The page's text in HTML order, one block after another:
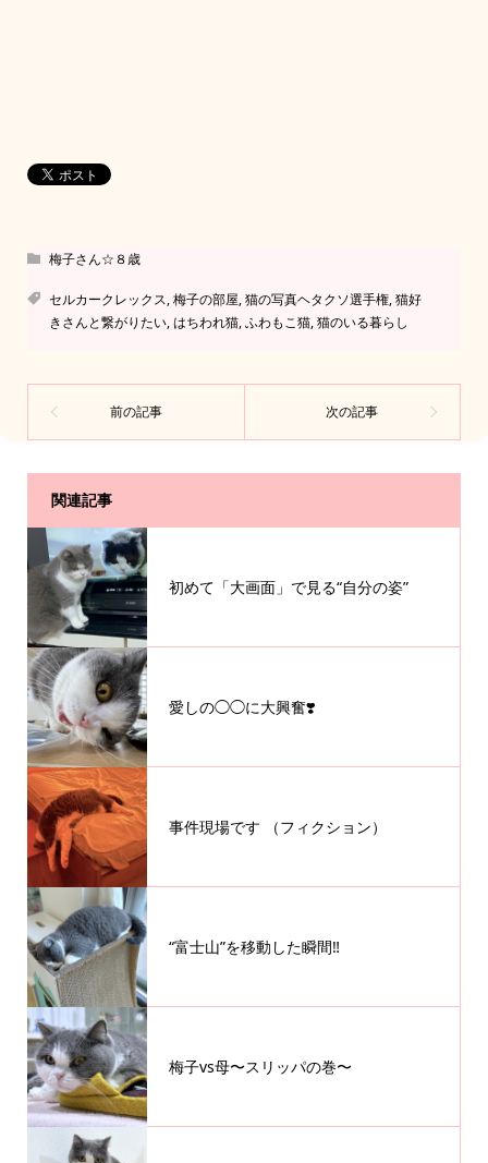
梅子さん☆８歳
セルカークレックス,梅子の部屋,猫の写真ヘタクソ選手権,猫好
きさんと繋がりたい,はちわれ猫,ふわもこ猫,猫のいる暮らし
関連記事
初めて「大画面」で見る“自分の姿”
愛しの◯◯に大興奮❣️
事件現場です （フィクション）
“富士山”を移動した瞬間‼︎
梅子vs母〜スリッパの巻〜